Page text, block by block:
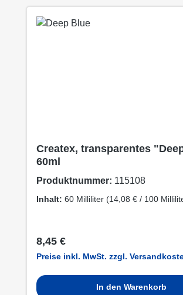
Createx, transparentes
60ml
Produktnummer: 115108
Inhalt: 60 Milliliter (14,08 € / 100
Regulärer Preis:
8,45 €
Preise inkl. MwSt. zzgl.
In den Warenkorb